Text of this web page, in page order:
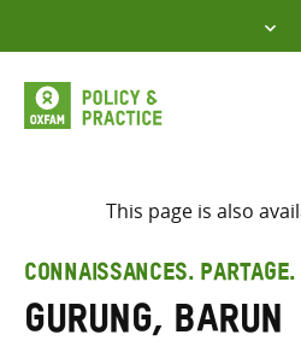
to
content
les
This page is also
CONNAISSANCES. PARTAGE.
Gurung, Barun